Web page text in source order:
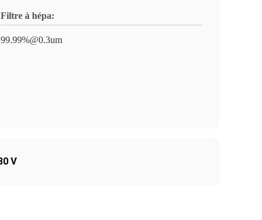
Filtre à hépa:
99.99%@0.3um
V